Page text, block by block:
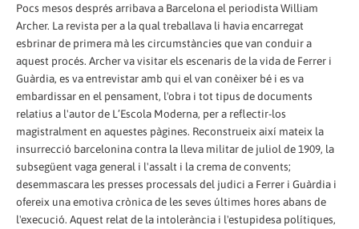
Pocs mesos després arribava a Barcelona el periodista William
Archer. La revista per a la qual treballava li havia encarregat
esbrinar de primera mà les circumstàncies que van conduir a
aquest procés. Archer va visitar els escenaris de la vida de Ferrer i
Guàrdia, es va entrevistar amb qui el van conèixer bé i es va
embardissar en el pensament, l'obra i tot tipus de documents
relatius a l'autor de L’Escola Moderna, per a reflectir-los
magistralment en aquestes pàgines. Reconstrueix així mateix la
insurrecció barcelonina contra la lleva militar de juliol de 1909, la
subsegüent vaga general i l'assalt i la crema de convents;
desemmascara les presses processals del judici a Ferrer i Guàrdia i
ofereix una emotiva crònica de les seves últimes hores abans de
l'execució. Aquest relat de la intolerància i l'estupidesa polítiques,